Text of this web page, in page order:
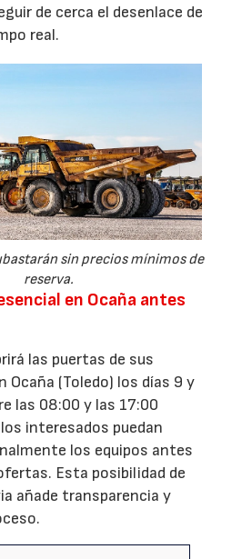
de cerca el desenlace de
real.
sin precios mínimos de
reserva.
en Ocaña antes
las puertas de sus
Ocaña (Toledo) los días 9 y
las 08:00 y las 17:00
interesados puedan
los equipos antes
Esta posibilidad de
añade transparencia y